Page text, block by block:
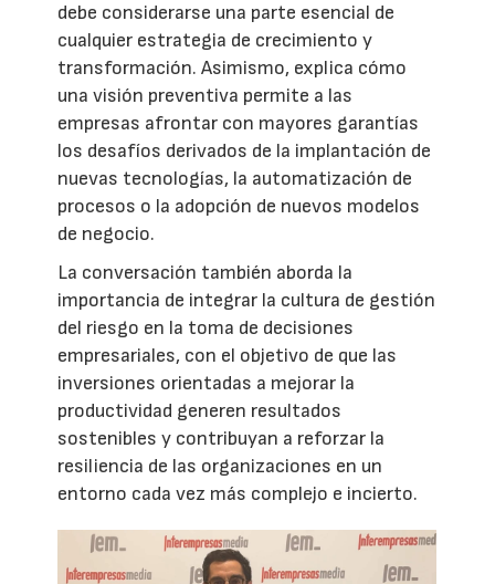
debe considerarse una parte esencial de
cualquier estrategia de crecimiento y
transformación. Asimismo, explica cómo
una visión preventiva permite a las
empresas afrontar con mayores garantías
los desafíos derivados de la implantación de
nuevas tecnologías, la automatización de
procesos o la adopción de nuevos modelos
de negocio.
La conversación también aborda la
importancia de integrar la cultura de gestión
del riesgo en la toma de decisiones
empresariales, con el objetivo de que las
inversiones orientadas a mejorar la
productividad generen resultados
sostenibles y contribuyan a reforzar la
resiliencia de las organizaciones en un
entorno cada vez más complejo e incierto.